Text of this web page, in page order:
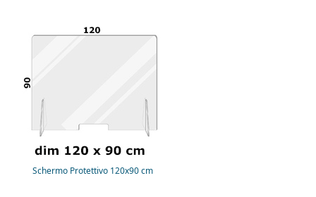
Schermo Protettivo 120x90 cm